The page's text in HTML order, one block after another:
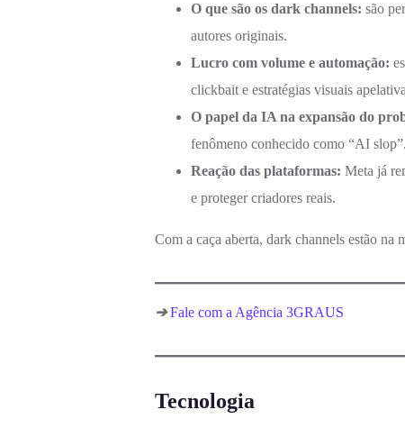
O que são os dark channels: são
autores originais.
Lucro com volume e automação:
clickbait e estratégias visuais
O papel da IA na expansão do
fenômeno conhecido como “AI slop”.
Reação das plataformas: Meta já
e proteger criadores reais.
Com a caça aberta, dark channels estão
➔Fale com a Agência 3GRAUS
Tecnologia